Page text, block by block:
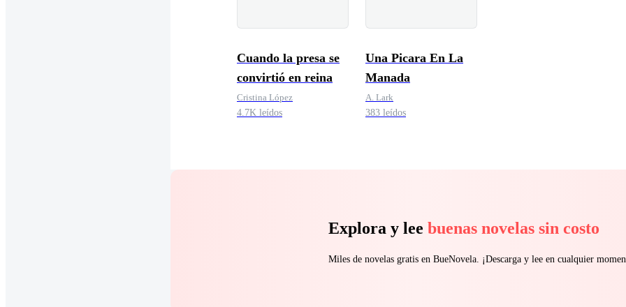
Cuando la presa se
convirtió en reina
Cristina López
4.7K leídos
Una Picara En La
Manada
A. Lark
383 leídos
Explora y lee buenas novelas sin costo
Miles de novelas gratis en BueNovela. ¡Descarga y lee en cualquier